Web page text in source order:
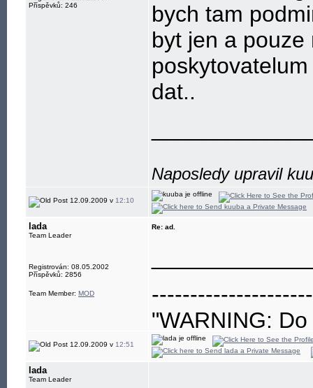
Příspěvků: 246
bych tam
byt jen a
dat..
Naposledy upravil
12.09.2009 v 12:10
lada
Team Leader
Registrován: 08.05.2002
Příspěvků: 2856
Team Member: MOD
Re: ad.
"WARNING:
eye"
12.09.2009 v 12:51
lada
Team Leader